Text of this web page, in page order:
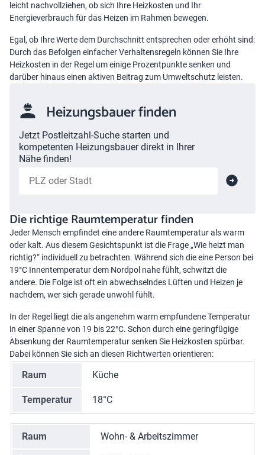
leicht nachvollziehen, ob sich Ihre Heizkosten und Ihr
Energieverbrauch für das Heizen im Rahmen bewegen.
Egal, ob Ihre Werte dem Durchschnitt entsprechen oder erhöht sind:
Durch das Befolgen einfacher Verhaltensregeln können Sie Ihre
Heizkosten in der Regel um einige Prozentpunkte senken und
darüber hinaus einen aktiven Beitrag zum Umweltschutz leisten.
Heizungsbauer finden
Jetzt Postleitzahl-Suche starten und
kompetenten Heizungsbauer direkt in Ihrer
Nähe finden!
Die richtige Raumtemperatur finden
Jeder Mensch empfindet eine andere Raumtemperatur als warm
oder kalt. Aus diesem Gesichtspunkt ist die Frage „Wie heizt man
richtig?“ individuell zu betrachten. Während sich die eine Person bei
19°C Innentemperatur dem Nordpol nahe fühlt, schwitzt die
andere. Die Folge ist oft ein abwechselndes Lüften und Heizen je
nachdem, wer sich gerade unwohl fühlt.
In der Regel liegt die als angenehm warm empfundene Temperatur
in einer Spanne von 19 bis 22°C. Schon durch eine geringfügige
Absenkung der Raumtemperatur senken Sie Heizkosten spürbar.
Dabei können Sie sich an diesen Richtwerten orientieren:
Raum Küche
Temperatur 18°C
Raum Wohn- & Arbeitszimmer